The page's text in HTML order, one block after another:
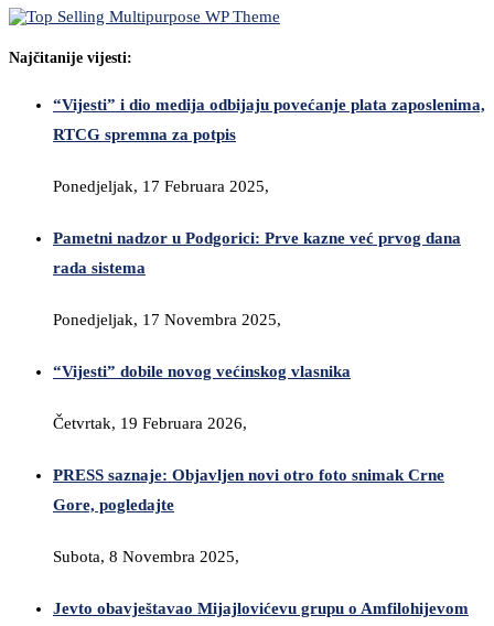
Najčitanije vijesti:
“Vijesti” i dio medija odbijaju povećanje plata zaposlenima,
RTCG spremna za potpis
Ponedjeljak, 17 Februara 2025,
Pametni nadzor u Podgorici: Prve kazne već prvog dana
rada sistema
Ponedjeljak, 17 Novembra 2025,
“Vijesti” dobile novog većinskog vlasnika
Četvrtak, 19 Februara 2026,
PRESS saznaje: Objavljen novi otro foto snimak Crne
Gore, pogledajte
Subota, 8 Novembra 2025,
Jevto obavještavao Mijajlovićevu grupu o Amfilohijevom